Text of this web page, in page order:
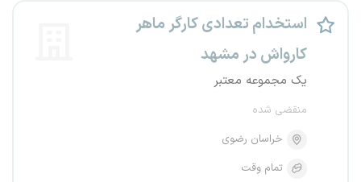
استخدام تعدادی کارگر ماهر
کارواش در مشهد
یک مجموعه معتبر
منقضی شده
خراسان رضوی
تمام وقت